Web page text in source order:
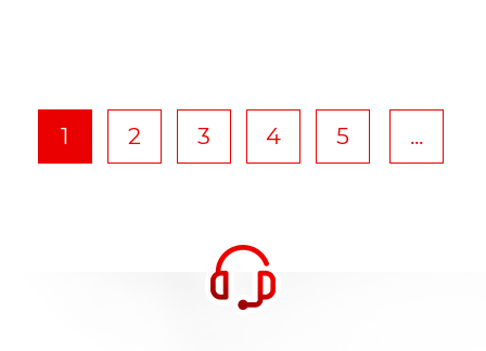
1 2 3 4 5 ...